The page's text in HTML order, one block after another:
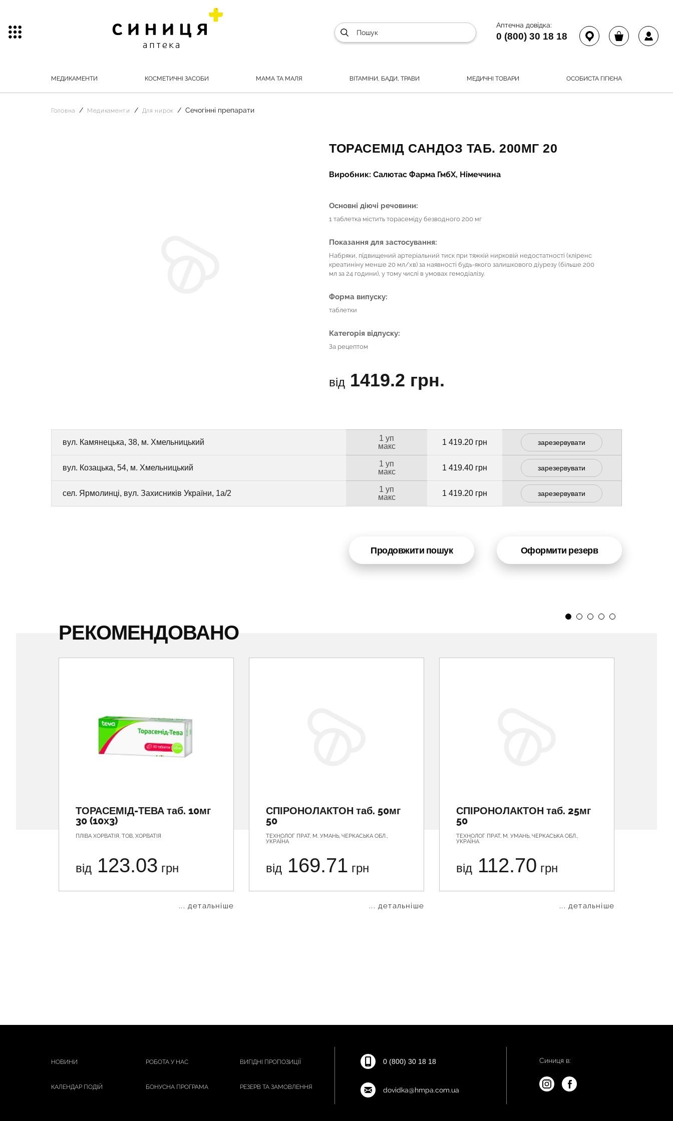
Аптечна довідка:
0 (800) 30 18 18
МЕДИКАМЕНТИ КОСМЕТИЧНІ ЗАСОБИ МАМА ТА МАЛЯ ВІТАМІНИ, БАДИ, ТРАВИ МЕДИЧНІ ТОВАРИ ОСОБИСТА ГІГІЄНА
Головна Медикаменти Для нирок Сечогінні препарати
ТОРАСЕМІД САНДОЗ ТАБ. 200МГ 20
Виробник: Салютас Фарма ГмбХ, Німеччина
Основні діючі речовини:
1 таблетка містить торасеміду безводного 200 мг
Показання для застосування:
Набряки, підвищений артеріальний тиск при тяжкій нирковій недостатності (кліренс
креатиніну менше 20 мл/хв) за наявності будь-якого залишкового діурезу (більше 200
мл за 24 години), у тому числі в умовах гемодіалізу.
Форма випуску:
таблетки
Категорія відпуску:
За рецептом
від 1419.2 грн.
вул. Камянецька, 38, м. Хмельницький
1 уп
макс
1 419.20 грн зарезервувати
вул. Козацька, 54, м. Хмельницький
1 уп
макс
1 419.40 грн зарезервувати
сел. Ярмолинці, вул. Захисників України, 1а/2
1 уп
макс
1 419.20 грн зарезервувати
Продовжити пошук Оформити резерв
РЕКОМЕНДОВАНО
ТОРАСЕМІД-ТЕВА таб. 10мг
30 (10х3)
ПЛІВА ХОРВАТІЯ, ТОВ, ХОРВАТІЯ
від 123.03 грн
... детальніше
СПІРОНОЛАКТОН таб. 50мг
50
ТЕХНОЛОГ ПРАТ, М. УМАНЬ, ЧЕРКАСЬКА ОБЛ.,
УКРАЇНА
від 169.71 грн
... детальніше
СПІРОНОЛАКТОН таб. 25мг
50
ТЕХНОЛОГ ПРАТ, М. УМАНЬ, ЧЕРКАСЬКА ОБЛ.,
УКРАЇНА
від 112.70 грн
... детальніше
НОВИНИ РОБОТА У НАС ВИГІДНІ ПРОПОЗИЦІЇ
КАЛЕНДАР ПОДІЙ БОНУСНА ПРОГРАМА РЕЗЕРВ ТА ЗАМОВЛЕННЯ
0 (800) 30 18 18
dovidka@hmpa.com.ua
Синиця в: